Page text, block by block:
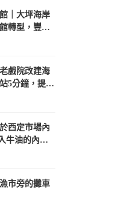
｜大坪海岸
轉型，豐富
戲院改建海
5分鐘，提供
西定市場內
牛油的內餡
市旁的攤車